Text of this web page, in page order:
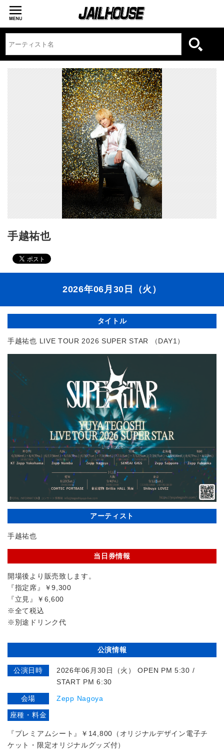
手越祐也
2026年06月30日（火）
タイトル
⼿越祐也 LIVE TOUR 2026 SUPER STAR （DAY1）
アーティスト
手越祐也
当日券情報
開場後より販売致します。
『指定席』￥9,300
『⽴⾒』￥6,600
※全て税込
※別途ドリンク代
公演情報
公演日時
2026年06月30日（火） OPEN PM 5:30 /
START PM 6:30
会場 Zepp Nagoya
座種・料金
『プレミアムシート』
￥14,800（オリジナルデザイン電⼦チ
ケット・限定オリジナルグッズ付）